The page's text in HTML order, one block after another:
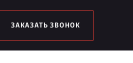
ЗАКАЗАТЬ ЗВОНОК